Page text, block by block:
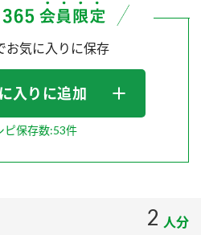
米飯用調味液
ミュージアム）
お気に入りに保存
入りに追加
ピ保存数:53件
2 人分